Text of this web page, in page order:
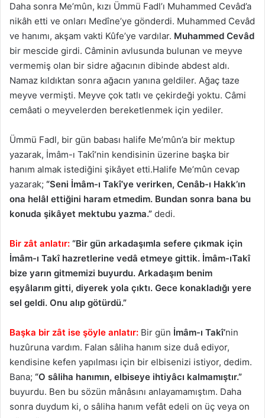
Daha sonra Me’mûn, kızı Ümmü Fadl’ı Muhammed Cevâd’a
nikâh etti ve onları Medîne’ye gönderdi. Muhammed Cevâd
ve hanımı, akşam vakti Kûfe’ye vardılar. Muhammed Cevâd
bir mescide girdi. Câminin avlusunda bulunan ve meyve
vermemiş olan bir sidre ağacının dibinde abdest aldı.
Namaz kıldıktan sonra ağacın yanına geldiler. Ağaç taze
meyve vermişti. Meyve çok tatlı ve çekirdeği yoktu. Câmi
cemâati o meyvelerden bereketlenmek için yediler.
Ümmü Fadl, bir gün babası halife Me’mûn’a bir mektup
yazarak, İmâm-ı Takî’nin kendisinin üzerine başka bir
hanım almak istediğini şikâyet etti.Halife Me’mûn cevap
yazarak; “Seni İmâm-ı Takî’ye verirken, Cenâb-ı Hakk’ın
ona helâl ettiğini haram etmedim. Bundan sonra bana bu
konuda şikâyet mektubu yazma.” dedi.
Bir zât anlatır: “Bir gün arkadaşımla sefere çıkmak için
İmâm-ı Takî hazretlerine vedâ etmeye gittik. İmâm-ıTakî
bize yarın gitmemizi buyurdu. Arkadaşım benim
eşyâlarım gitti, diyerek yola çıktı. Gece konakladığı yere
sel geldi. Onu alıp götürdü.”
Başka bir zât ise şöyle anlatır: Bir gün İmâm-ı Takî’nin
huzûruna vardım. Falan sâliha hanım size duâ ediyor,
kendisine kefen yapılması için bir elbisenizi istiyor, dedim.
Bana; “O sâliha hanımın, elbiseye ihtiyâcı kalmamıştır.”
buyurdu. Ben bu sözün mânâsını anlayamamıştım. Daha
sonra duydum ki, o sâliha hanım vefât edeli on üç veya on